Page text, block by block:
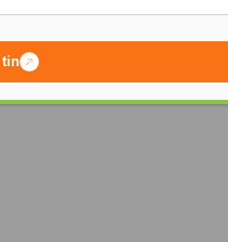
non Quốc tế cao nhất –
tin